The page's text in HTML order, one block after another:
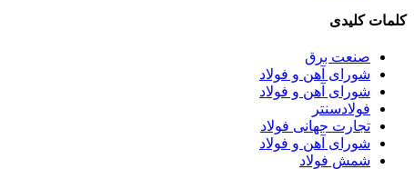
کلمات کلیدی
صنعت برق
شورای آهن و فولاد
شورای آهن و فولاد
فولادسنتر
تجارت جهانی فولاد
شورای آهن و فولاد
شمش فولاد